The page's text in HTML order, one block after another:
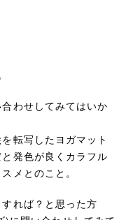
わせしてみてはいか
転写したヨガマット
発色が良くカラフル
メとのこと。
れば？と思った方